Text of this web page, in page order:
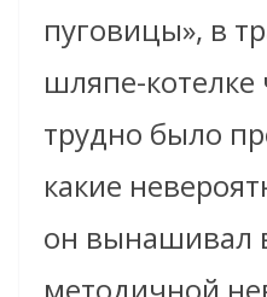
пуговицы», в
шляпе-котелке
трудно было
какие
он вынашивал